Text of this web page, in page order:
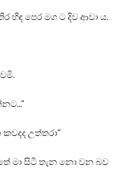
හිඳ පෙර මග ට දිව ආවා ය.
උත්තරා”
මා සිටි තැන නො වන බව